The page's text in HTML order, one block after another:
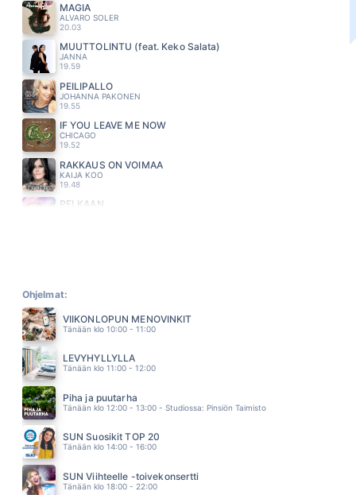
MAGIA
ALVARO SOLER
20.03
MUUTTOLINTU (feat. Keko Salata)
JANNA
19.59
PEILIPALLO
JOHANNA PAKONEN
19.55
IF YOU LEAVE ME NOW
CHICAGO
19.52
RAKKAUS ON VOIMAA
KAIJA KOO
19.48
PELKÄÄN
JARKKO HONKANEN & TAIGA
LOST WITHOUT YOU
GOODREM DELTA
SYDÄNTÄ SÄRKEE
ERIN
RÖÖPERIN KUU
TOMMI LÄNTINEN
HOW WILL I KNOW
WHITNEY HOUSTON
IHMEENI
REINO NORDIN
Ohjelmat:
VIIKONLOPUN MENOVINKIT
Tänään klo 10:00 - 11:00
LEVYHYLLYLLÄ
Tänään klo 11:00 - 12:00
Piha ja puutarha
Tänään klo 12:00 - 13:00 - Studiossa: Pinsiön Taimisto
SUN Suosikit TOP 20
Tänään klo 14:00 - 16:00
SUN Viihteelle -toivekonsertti
Tänään klo 18:00 - 22:00